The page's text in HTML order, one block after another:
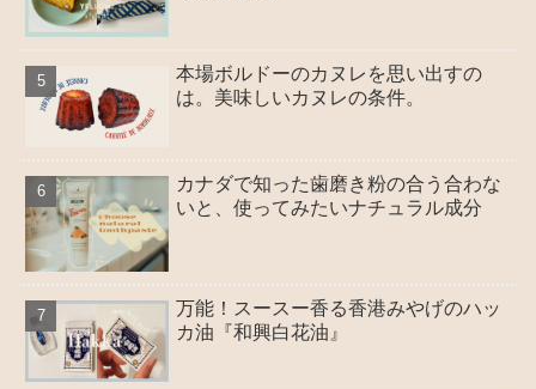
本場ボルドーのカヌレを思い出すの
は。美味しいカヌレの条件。
カナダで知った歯磨き粉の合う合わな
いと、使ってみたいナチュラル成分
万能！スースー香る香港みやげのハッ
カ油『和興白花油』